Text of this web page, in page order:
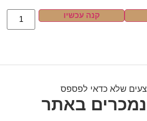
קנה עכשיו
שלא כדאי לפספס
נמכרים באתר